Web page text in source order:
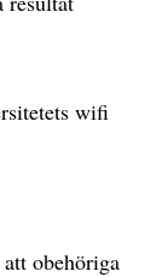
wifi
obehöriga